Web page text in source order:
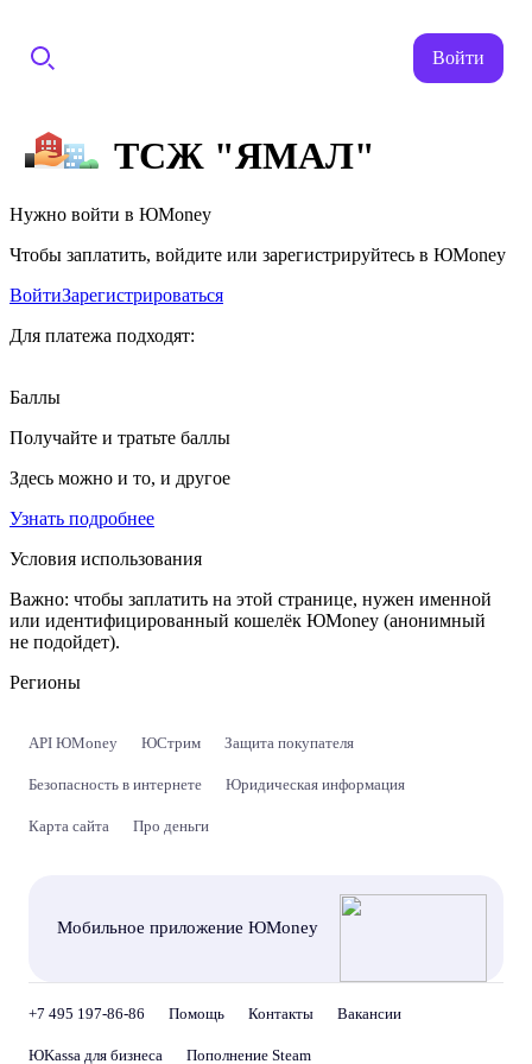
Войти
ТСЖ "ЯМАЛ"
Нужно войти в ЮMoney
Чтобы заплатить, войдите или зарегистрируйтесь в ЮMoney
ВойтиЗарегистрироваться
Для платежа подходят:
Баллы
Получайте и тратьте баллы
Здесь можно и то, и другое
Узнать подробнее
Условия использования
Важно: чтобы заплатить на этой странице, нужен именной
или идентифицированный кошелёк ЮMoney (анонимный
не подойдет).
Регионы
API ЮMoney ЮСтрим Защита покупателя
Безопасность в интернете Юридическая информация
Карта сайта Про деньги
Мобильное приложение ЮMoney
+7 495 197-86-86 Помощь Контакты Вакансии
ЮKassa для бизнеса Пополнение Steam